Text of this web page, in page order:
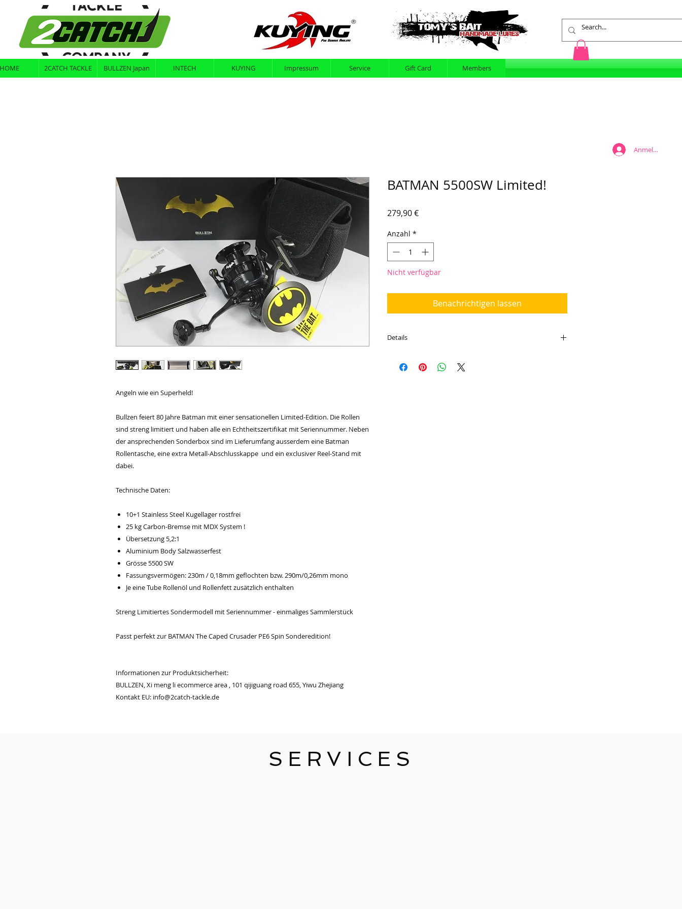
HOME 2CATCH TACKLE BULLZEN Japan INTECH KUYING Impressum Service Gift Card Members
Anmelden
Angeln wie ein Superheld!
Bullzen feiert 80 Jahre Batman mit einer sensationellen Limited-Edition. Die Rollen
sind streng limitiert und haben alle ein Echtheitszertifikat mit Seriennummer. Neben
der ansprechenden Sonderbox sind im Lieferumfang ausserdem eine Batman
Rollentasche, eine extra Metall-Abschlusskappe und ein exclusiver Reel-Stand mit
dabei.
Technische Daten:
10+1 Stainless Steel Kugellager rostfrei
25 kg Carbon-Bremse mit MDX System !
Übersetzung 5,2:1
Aluminium Body Salzwasserfest
Grösse 5500 SW
Fassungsvermögen: 230m / 0,18mm geflochten bzw. 290m/0,26mm mono
Je eine Tube Rollenöl und Rollenfett zusätzlich enthalten
Streng Limitiertes Sondermodell mit Seriennummer - einmaliges Sammlerstück
Passt perfekt zur BATMAN The Caped Crusader PE6 Spin Sonderedition!
Informationen zur Produktsicherheit:
BULLZEN, Xi meng li ecommerce area , 101 qijiguang road 655, Yiwu Zhejiang
Kontakt EU: info@2catch-tackle.de
BATMAN 5500SW Limited!
279,90 €Preis
Anzahl *
Nicht verfügbar
Benachrichtigen lassen
Details
Lieferumfang:
SERVICES